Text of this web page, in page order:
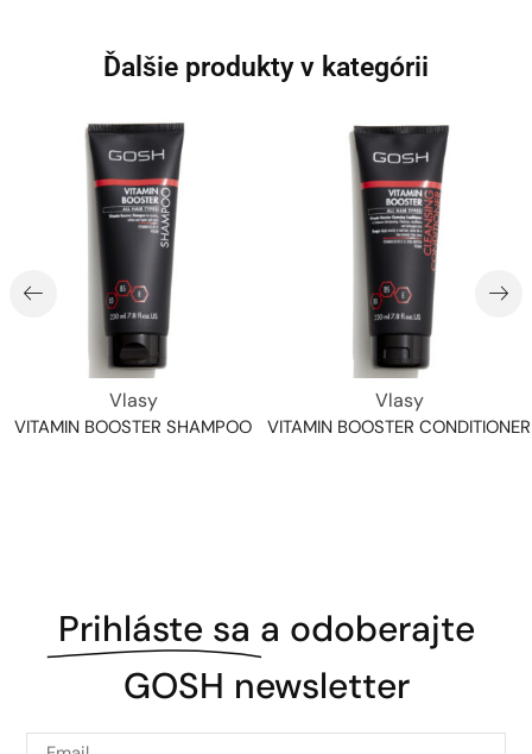
Ďalšie produkty v kategórii
Vlasy
VITAMIN BOOSTER SHAMPOO
Vlasy
VITAMIN BOOSTER CONDITIONER
Prihláste sa a odoberajte
GOSH newsletter